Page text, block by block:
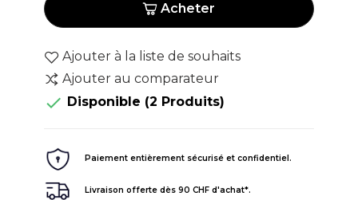
Acheter
Ajouter à la liste de souhaits
Ajouter au comparateur
 Disponible (2 Produits)
Paiement entièrement sécurisé et confidentiel.
Livraison offerte dès 90 CHF d'achat*.